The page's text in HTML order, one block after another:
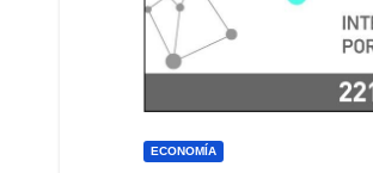
ECONOMÍA